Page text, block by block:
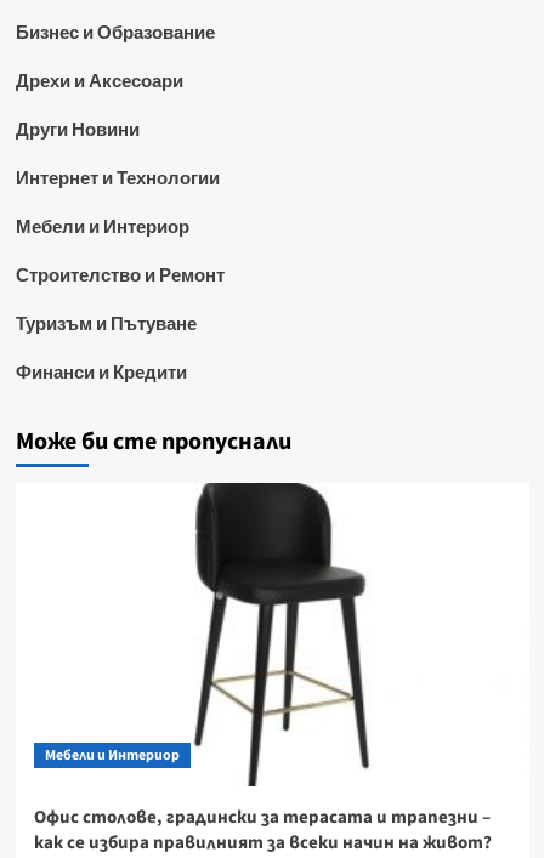
Бизнес и Образование
Дрехи и Аксесоари
Други Новини
Интернет и Технологии
Мебели и Интериор
Строителство и Ремонт
Туризъм и Пътуване
Финанси и Кредити
Може би сте пропуснали
Мебели и Интериор
Офис столове, градински за терасата и трапезни –
как се избира правилният за всеки начин на живот?